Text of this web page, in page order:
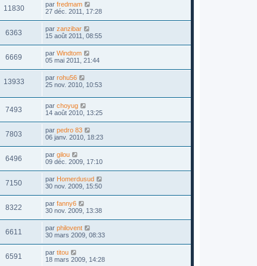
11830 par fredmam
27 déc. 2011, 17:28
6363 par zanzibar
15 août 2011, 08:55
6669 par Windtom
05 mai 2011, 21:44
13933 par rohu56
25 nov. 2010, 10:53
7493 par choyug
14 août 2010, 13:25
7803 par pedro 83
06 janv. 2010, 18:23
6496 par gilou
09 déc. 2009, 17:10
7150 par Homerdusud
30 nov. 2009, 15:50
8322 par fanny6
30 nov. 2009, 13:38
6611 par philovent
30 mars 2009, 08:33
6591 par titou
18 mars 2009, 14:28